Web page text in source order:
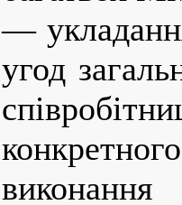
—
угод